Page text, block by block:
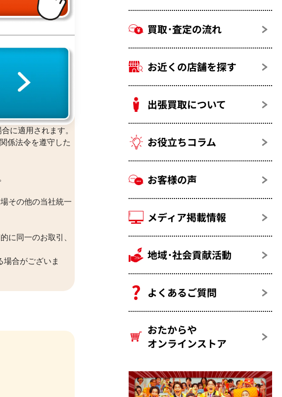
に適用されます。
係法令を遵守した
その他の当社統一
に同一のお取引、
合がございま
買取･査定の流れ
お近くの店舗を探す
出張買取について
お役立ちコラム
お客様の声
メディア掲載情報
地域･社会貢献活動
よくあるご質問
おたからや
オンラインストア